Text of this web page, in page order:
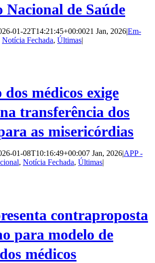
Nacional de Saúde
01-22T14:21:45+00:0021 Jan, 2026|Em-
Notícia Fechada, Últimas|
dos médicos exige
transferência dos
as misericórdias
01-08T10:16:49+00:007 Jan, 2026APP -
, Notícia Fechada, Últimas
contraproposta
para modelo de
médicos